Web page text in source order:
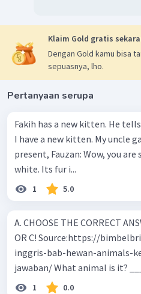
Klaim Gold gratis
Dengan Gold kamu bisa
sepuasnya, lho.
Pertanyaan serupa
Fakih has a new kitten. He tells it to
I have a new kitten. My uncle
present, Fauzan: Wow, you are so lucky. "____" Fakih: It is
white. Its fur i...
1 5.0
A. CHOOSE THE CORRECT
OR C! Source:https://bimbelbrilian.com/soal-bahasa-
inggris-bab-hewan-animals-
jawaban/ What animal is it?
1 0.0